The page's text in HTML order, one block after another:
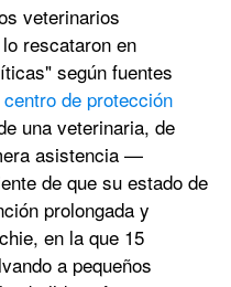
veterinarios
rescataron en
según fuentes
centro de protección
una veterinaria, de
asistencia —
de que su estado de
prolongada y
en la que 15
a pequeños